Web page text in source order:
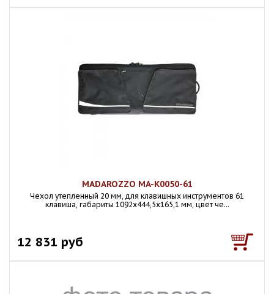
MADAROZZO MA-K0050-61
Чехол утепленный 20 мм, для клавишных инструментов 61
клавиша, габариты 1092х444,5х165,1 мм, цвет че...
12 831 руб